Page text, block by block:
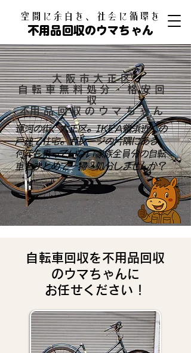
​空間に余白を、社会に循環を
不用品回収のウマちゃん
大阪市大正区
自転車無料処分・格安回
収
​不用品回収のウマちゃん
運河の街、大正区。IKEA鶴浜近くの
戸建て住宅。ガレージの片隅にある、
何年も乗っていない家族全員分の自転
車をまとめて一掃・処分しませんか？
自転車回収を不用品回収
のウマちゃんに
お任せください！